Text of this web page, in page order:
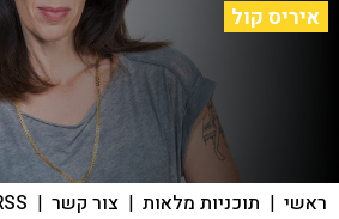
איריס קול
ראשי | תוכניות מלאות | צור קשר |